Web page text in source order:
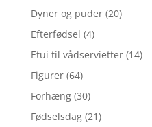
Dyner og puder (20)
Efterfødsel (4)
Etui til vådservietter (14)
Figurer (64)
Forhæng (30)
Fødselsdag (21)